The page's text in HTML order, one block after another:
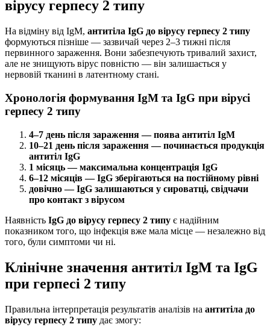
вірусу герпесу 2 типу
На відміну від IgM, антитіла IgG до вірусу герпесу 2 типу
формуються пізніше — зазвичай через 2–3 тижні після
первинного зараження. Вони забезпечують тривалий захист,
але не знищують вірус повністю — він залишається у
нервовій тканині в латентному стані.
Хронологія формування IgM та IgG при вірусі
герпесу 2 типу
4–7 день після зараження — поява антитіл IgM
10–21 день після зараження — починається продукція
антитіл IgG
1 місяць — максимальна концентрація IgG
6–12 місяців — IgG зберігаються на постійному рівні
довічно — IgG залишаються у сироватці, свідчачи
про контакт з вірусом
Наявність IgG до вірусу герпесу 2 типу є надійним
показником того, що інфекція вже мала місце — незалежно від
того, були симптоми чи ні.
Клінічне значення антитіл IgM та IgG
при герпесі 2 типу
Правильна інтерпретація результатів аналізів на антитіла до
вірусу герпесу 2 типу дає змогу: